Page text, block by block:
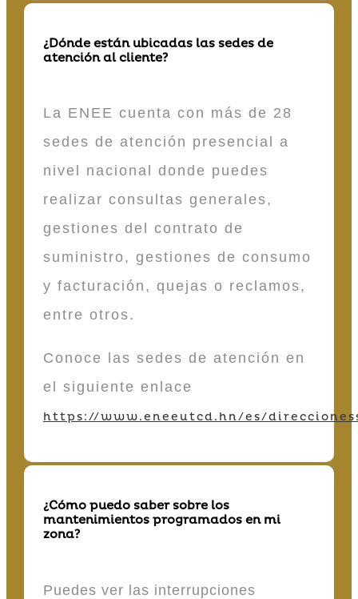
¿Dónde están ubicadas las sedes de
atención al cliente?
La ENEE cuenta con más de 28
sedes de atención presencial a
nivel nacional donde puedes
realizar consultas generales,
gestiones del contrato de
suministro, gestiones de consumo
y facturación, quejas o reclamos,
entre otros.
Conoce las sedes de atención en
el siguiente enlace
https://www.eneeutcd.hn/es/
¿Cómo puedo saber sobre los
mantenimientos programados en mi
zona?
Puedes ver las interrupciones